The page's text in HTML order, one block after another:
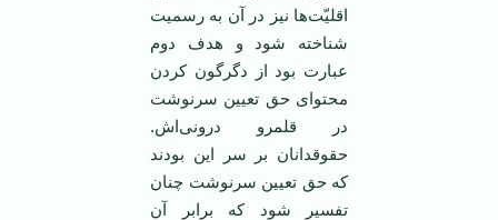
اقلیّت‌ها نیز در آن به رسمیت
شناخته شود و هدف دوم
عبارت بود از دگرگون کردن
محتوای حق تعیین سرنوشت
در قلمرو درونی‌اش.
حقوقدانان بر سر این بودند
که حق تعیین سرنوشت چنان
تفسیر شود که برابر آن